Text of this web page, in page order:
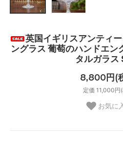
英国イギリスアンティ
ングラス 葡萄のハンドエン
タルガラス
8,800円(
定価 11,000円
お気に